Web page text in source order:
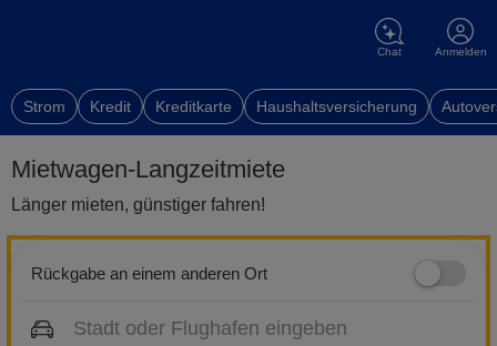
Chat Anmelden
Strom Kredit Kreditkarte Haushaltsversicherung
Mietwagen-Langzeitmiete
Länger mieten, günstiger fahren!
Rückgabe an einem anderen Ort